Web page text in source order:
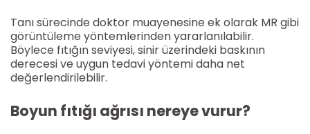
Tanı sürecinde doktor muayenesine ek olarak MR gibi
görüntüleme yöntemlerinden yararlanılabilir.
Böylece fıtığın seviyesi, sinir üzerindeki baskının
derecesi ve uygun tedavi yöntemi daha net
değerlendirilebilir.
Boyun fıtığı ağrısı nereye vurur?